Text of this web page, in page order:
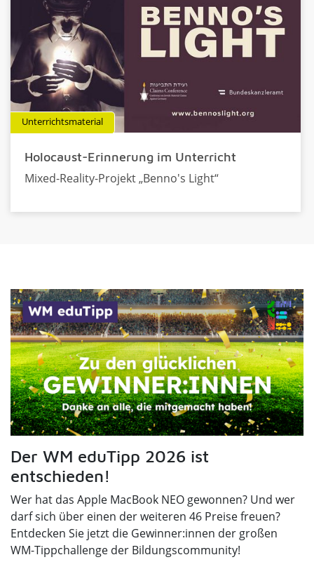
Unterrichtsmaterial
Holocaust-Erinnerung im Unterricht
Mixed-Reality-Projekt „Benno's Light“
Der WM eduTipp 2026 ist
entschieden!
Wer hat das Apple MacBook NEO gewonnen? Und wer
darf sich über einen der weiteren 46 Preise freuen?
Entdecken Sie jetzt die Gewinner:innen der großen
WM-Tippchallenge der Bildungscommunity!